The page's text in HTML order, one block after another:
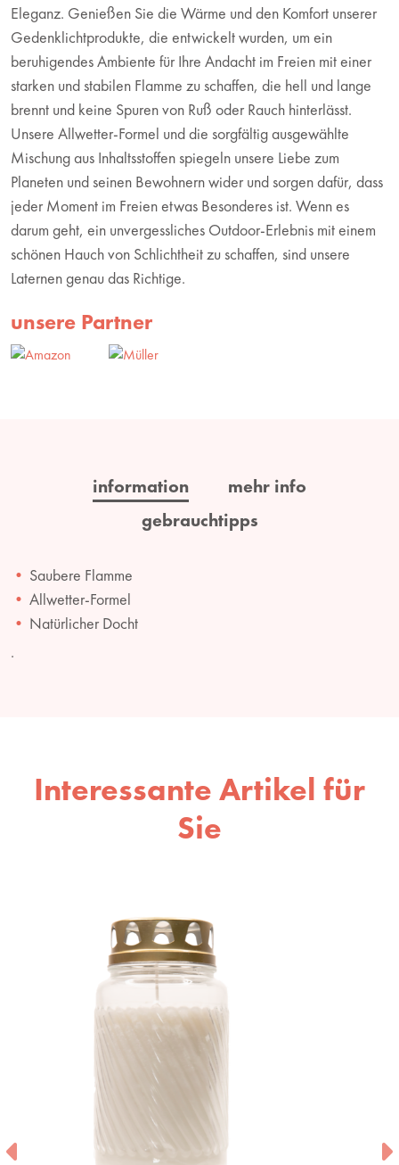
Eleganz. Genießen Sie die Wärme und den Komfort unserer
Gedenklichtprodukte, die entwickelt wurden, um ein
beruhigendes Ambiente für Ihre Andacht im Freien mit einer
starken und stabilen Flamme zu schaffen, die hell und lange
brennt und keine Spuren von Ruß oder Rauch hinterlässt.
Unsere Allwetter-Formel und die sorgfältig ausgewählte
Mischung aus Inhaltsstoffen spiegeln unsere Liebe zum
Planeten und seinen Bewohnern wider und sorgen dafür, dass
jeder Moment im Freien etwas Besonderes ist. Wenn es
darum geht, ein unvergessliches Outdoor-Erlebnis mit einem
schönen Hauch von Schlichtheit zu schaffen, sind unsere
Laternen genau das Richtige.
unsere Partner
information
mehr info
gebrauchtipps
Saubere Flamme
Allwetter-Formel
Natürlicher Docht
.
Interessante Artikel für
Sie